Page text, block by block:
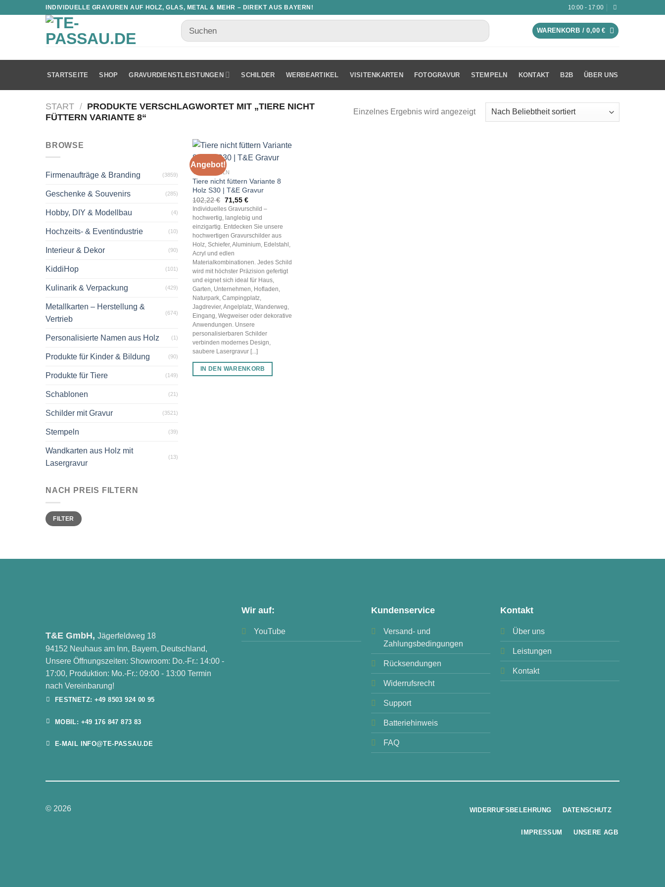
INDIVIDUELLE GRAVUREN AUF HOLZ, GLAS, METAL & MEHR – DIREKT AUS BAYERN! 10:00 - 17:00
WARENKORB /0,00€
STARTSEITE SHOP GRAVURDIENSTLEISTUNGEN SCHILDER WERBEARTIKEL VISITENKARTEN FOTOGRAVUR STEMPELN KONTAKT B2B ÜBER UNS
START / PRODUKTE VERSCHLAGWORTET MIT „TIERE NICHT
FÜTTERN VARIANTE 8“
Einzelnes Ergebnis wird angezeigt
BROWSE
Firmenaufträge & Branding (3859)
Geschenke & Souvenirs (285)
Hobby, DIY & Modellbau (4)
Hochzeits- & Eventindustrie (10)
Interieur & Dekor (90)
KiddiHop (101)
Kulinarik & Verpackung (429)
Metallkarten – Herstellung &
Vertrieb
(674)
Personalisierte Namen aus Holz (1)
Produkte für Kinder & Bildung (90)
Produkte für Tiere (149)
Schablonen (21)
Schilder mit Gravur (3521)
Stempeln (39)
Wandkarten aus Holz mit
Lasergravur
(13)
NACH PREIS FILTERN
Min.
Preis
Max.
PreisFILTER
Angebot!
TIERREGELN
Tiere nicht füttern Variante 8
Holz S30 | T&E Gravur
102,22€ Ursprünglicher
Preis
war:
102,22 €
71,55 €Aktueller
Preis
ist:
71,55 €.
Individuelles Gravurschild –
hochwertig, langlebig und
einzigartig. Entdecken Sie unsere
hochwertigen Gravurschilder aus
Holz, Schiefer, Aluminium, Edelstahl,
Acryl und edlen
Materialkombinationen. Jedes Schild
wird mit höchster Präzision gefertigt
und eignet sich ideal für Haus,
Garten, Unternehmen, Hofladen,
Naturpark, Campingplatz,
Jagdrevier, Angelplatz, Wanderweg,
Eingang, Wegweiser oder dekorative
Anwendungen. Unsere
personalisierbaren Schilder
verbinden modernes Design,
saubere Lasergravur [...]
IN DEN WARENKORB
T&E GmbH, Jägerfeldweg 18
94152 Neuhaus am Inn, Bayern, Deutschland,
Unsere Öffnungszeiten: Showroom: Do.-Fr.: 14:00 -
17:00, Produktion: Mo.-Fr.: 09:00 - 13:00 Termin
nach Vereinbarung!
FESTNETZ: +49 8503 924 00 95
MOBIL: +49 176 847 873 83
E-MAIL INFO@TE-PASSAU.DE
Wir auf:
YouTube
Kundenservice
Versand- und
Zahlungsbedingungen
Rücksendungen
Widerrufsrecht
Support
Batteriehinweis
FAQ
Kontakt
Über uns
Leistungen
Kontakt
© 2026 WIDERRUFSBELEHRUNG DATENSCHUTZ
IMPRESSUM UNSERE AGB